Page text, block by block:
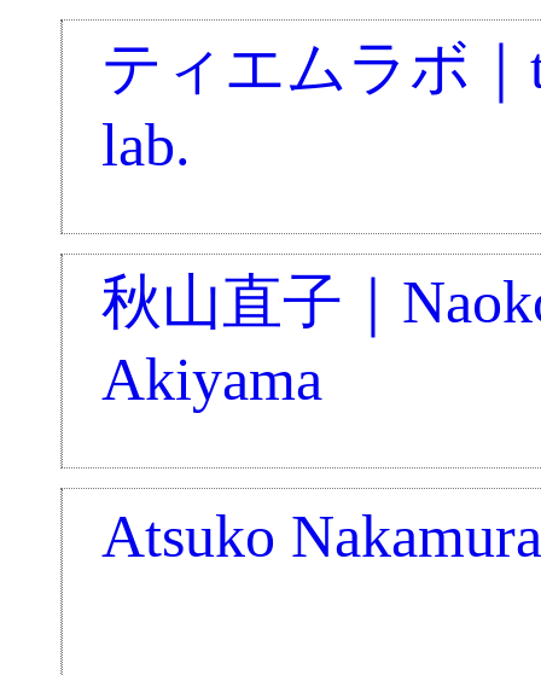
ティエムラボ｜
lab.
秋山直子｜
Akiyama
Atsuko Nakamura